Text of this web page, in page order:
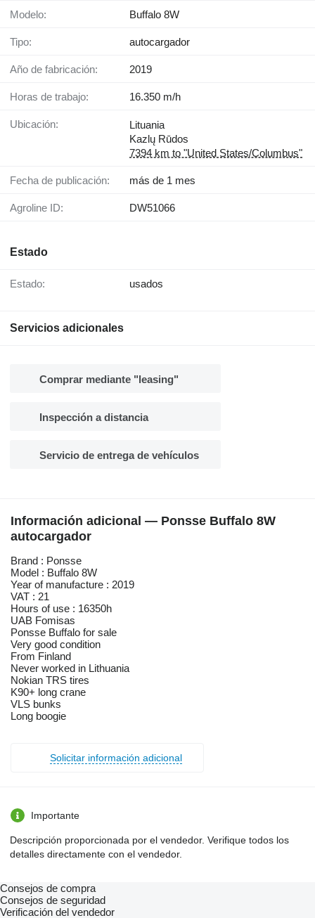
Modelo: Buffalo 8W
Tipo: autocargador
Año de fabricación: 2019
Horas de trabajo: 16.350 m/h
Ubicación:
Lituania
Kazlų Rūdos
7394 km to "United States/Columbus"
Fecha de publicación: más de 1 mes
Agroline ID: DW51066
Estado
Estado: usados
Servicios adicionales
Comprar mediante "leasing"
Inspección a distancia
Servicio de entrega de vehículos
Información adicional — Ponsse Buffalo 8W
autocargador
Brand : Ponsse
Model : Buffalo 8W
Year of manufacture : 2019
VAT : 21
Hours of use : 16350h
UAB Fomisas
Ponsse Buffalo for sale
Very good condition
From Finland
Never worked in Lithuania
Nokian TRS tires
K90+ long crane
VLS bunks
Long boogie
Solicitar información adicional
Importante
Descripción proporcionada por el vendedor. Verifique todos los
detalles directamente con el vendedor.
Consejos de compra
Consejos de seguridad
Verificación del vendedor